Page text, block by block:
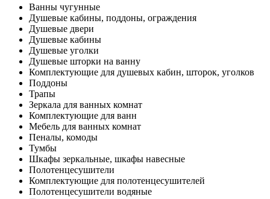
Ванны чугунные
Душевые кабины, поддоны, ограждения
Душевые двери
Душевые кабины
Душевые уголки
Душевые шторки на ванну
Комплектующие для душевых кабин, шторок, уголков
Поддоны
Трапы
Зеркала для ванных комнат
Комплектующие для ванн
Мебель для ванных комнат
Пеналы, комоды
Тумбы
Шкафы зеркальные, шкафы навесные
Полотенцесушители
Комплектующие для полотенцесушителей
Полотенцесушители водяные